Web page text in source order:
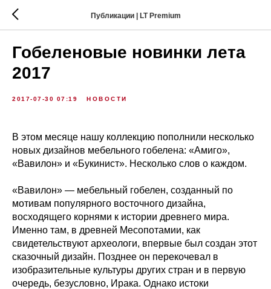
Публикации | LT Premium
Гобеленовые новинки лета
2017
2017-07-30 07:19 НОВОСТИ
В этом месяце нашу коллекцию пополнили несколько
новых дизайнов мебельного гобелена: «Амиго»,
«Вавилон» и «Букинист». Несколько слов о каждом.
«Вавилон» — мебельный гобелен, созданный по
мотивам популярного восточного дизайна,
восходящего корнями к истории древнего мира.
Именно там, в древней Месопотамии, как
свидетельствуют археологи, впервые был создан этот
сказочный дизайн. Позднее он перекочевал в
изобразительные культуры других стран и в первую
очередь, безусловно, Ирака. Однако истоки